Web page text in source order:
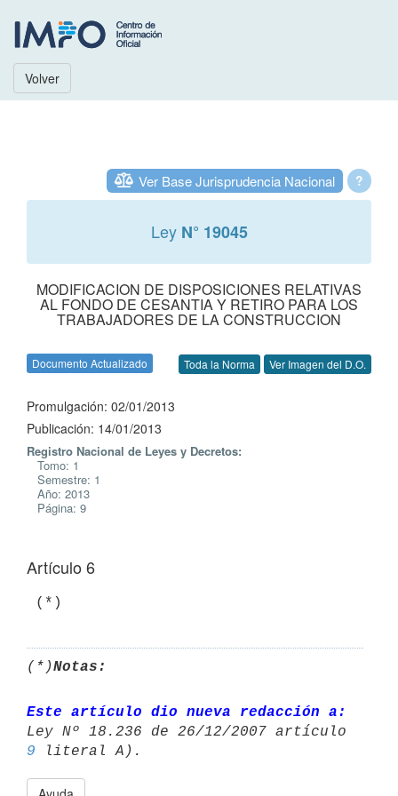
Volver
?
Ver Base Jurisprudencia Nacional
Ley N° 19045
MODIFICACION DE DISPOSICIONES RELATIVAS
AL FONDO DE CESANTIA Y RETIRO PARA LOS
TRABAJADORES DE LA CONSTRUCCION
Documento Actualizado Toda la Norma Ver Imagen del D.O.
Promulgación: 02/01/2013
Publicación: 14/01/2013
Registro Nacional de Leyes y Decretos:
Tomo: 1
Semestre: 1
Año: 2013
Página: 9
Artículo 6
(*)
(*)Notas:
Este artículo dio nueva redacción a:
9